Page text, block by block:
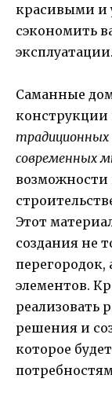
красивыми и
сэкономить
эксплуатации.
Саманные
современных
возможности
Этот
создания не
перегородок,
элементов.
реализовать
решения и
которое